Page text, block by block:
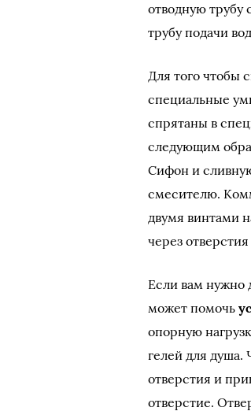
отводную трубу
трубу подачи
Для того чтобы
специальные
спрятаны в
следующим
Сифон и
смесителю.
двумя винтами
через
Если вам нужно
может помочь
опорную
гелей для душа.
отверстия и
отверстие.